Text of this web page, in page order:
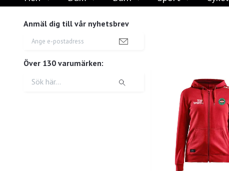
Anmäl dig till vår nyhetsbrev
Över 130 varumärken: